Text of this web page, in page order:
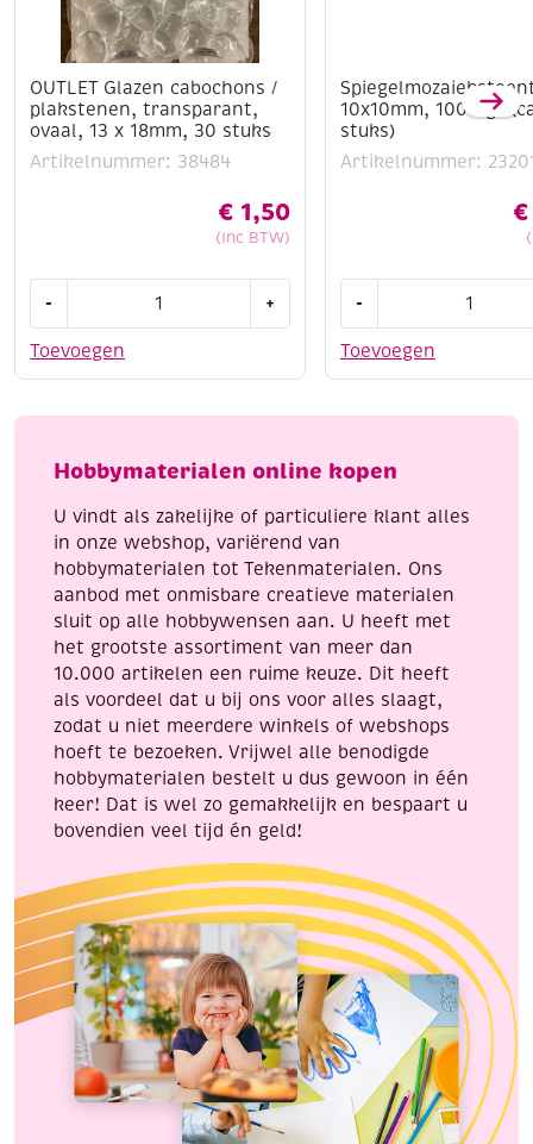
OUTLET Glazen cabochons /
plakstenen, transparant,
ovaal, 13 x 18mm, 30 stuks
Artikelnummer: 38484
€ 1,50
(Inc BTW)
Toevoegen
-
cabochons
transparant,
18mm,
stuks
aantal
+
10x10mm, 1000 gr
stuks)
Artikelnummer:
€
Toevoegen
-
1000
1900
aantal
Hobbymaterialen online kopen
U vindt als zakelijke of particuliere klant alles
in onze webshop, variërend van
hobbymaterialen tot Tekenmaterialen. Ons
aanbod met onmisbare creatieve materialen
sluit op alle hobbywensen aan. U heeft met
het grootste assortiment van meer dan
10.000 artikelen een ruime keuze. Dit heeft
als voordeel dat u bij ons voor alles slaagt,
zodat u niet meerdere winkels of webshops
hoeft te bezoeken. Vrijwel alle benodigde
hobbymaterialen bestelt u dus gewoon in één
keer! Dat is wel zo gemakkelijk en bespaart u
bovendien veel tijd én geld!